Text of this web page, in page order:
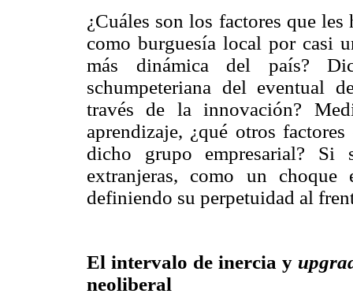
¿Cuáles son los factores que
como burguesía local por casi
más dinámica del país?
schumpeteriana del eventual
través de la innovación?
aprendizaje, ¿qué otros
dicho grupo empresarial?
extranjeras, como un
definiendo su perpetuidad al
El intervalo de inercia y
neoliberal